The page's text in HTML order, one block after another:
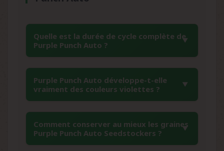
Quelle est la durée de cycle complète de
Purple Punch Auto ?
La Purple Punch Auto Seedstockers présente
un cycle complet de 11 semaines de la graine
déclenche automatiquement la floraison
indépendamment du cycle lumineux,
permettant aux collectionneurs d'étudier
Purple Punch Auto développe-t-elle
vraiment des couleurs violettes ?
Absolument, les reflets violets et bleus
constituent l'une des caractéristiques les plus
remarquables de cette variété. Ces couleurs
Comment conserver au mieux les graines
Purple Punch Auto Seedstockers ?